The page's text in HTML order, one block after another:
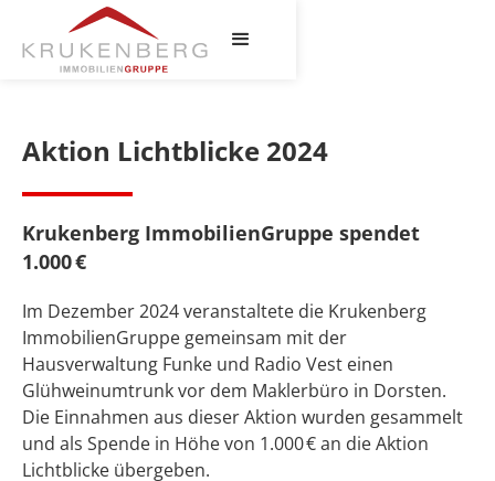
Aktion Lichtblicke 2024
Krukenberg ImmobilienGruppe spendet
1.000 €
Im Dezember 2024 veranstaltete die Krukenberg
ImmobilienGruppe gemeinsam mit der
Hausverwaltung Funke und Radio Vest einen
Glühweinumtrunk vor dem Maklerbüro in Dorsten.
Die Einnahmen aus dieser Aktion wurden gesammelt
und als Spende in Höhe von 1.000 € an die Aktion
Lichtblicke übergeben.